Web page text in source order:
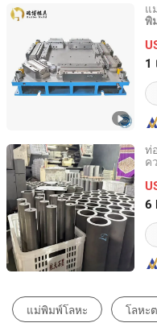
แ
พิ
1
Foshan Ruibo Precision
Guangdong, China
ท่
ค
6
QINGDAO AEROSPACE
Shandong, China
ชิ้นส่วนเครื่องจักรแปรรูปโลหะ